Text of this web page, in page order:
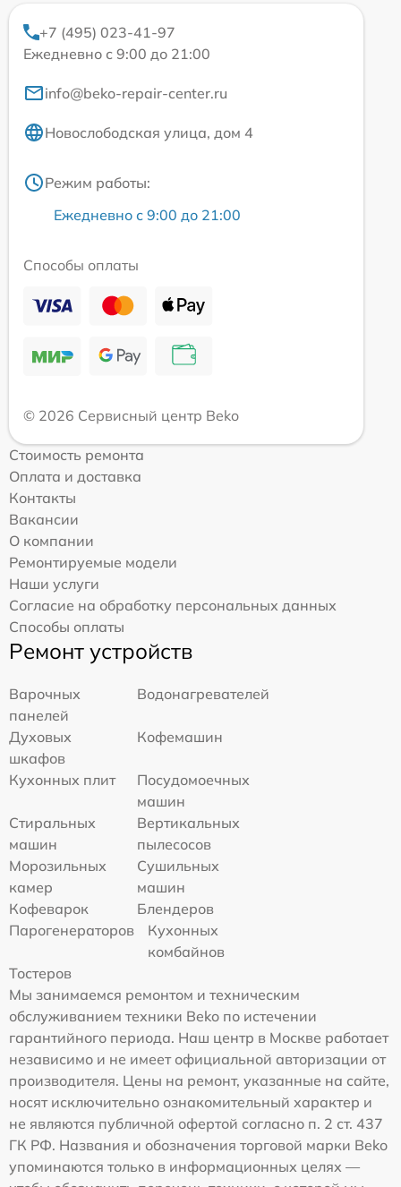
+7 (495) 023-41-97
Ежедневно с 9:00 до 21:00
info@beko-repair-center.ru
Новослободская улица, дом 4
Режим работы:
Ежедневно с 9:00 до 21:00
Способы оплаты
© 2026 Сервисный центр Beko
Стоимость ремонта
Оплата и доставка
Контакты
Вакансии
О компании
Ремонтируемые модели
Наши услуги
Согласие на обработку персональных данных
Способы оплаты
Ремонт устройств
Варочных
панелей
Водонагревателей
Духовых
шкафов
Кофемашин
Кухонных плит
Посудомоечных
машин
Стиральных
машин
Вертикальных
пылесосов
Морозильных
камер
Сушильных
машин
Кофеварок
Блендеров
Парогенераторов
Кухонных
комбайнов
Тостеров
Мы занимаемся ремонтом и техническим
обслуживанием техники Beko по истечении
гарантийного периода. Наш центр в Москве работает
независимо и не имеет официальной авторизации от
производителя. Цены на ремонт, указанные на сайте,
носят исключительно ознакомительный характер и
не являются публичной офертой согласно п. 2 ст. 437
ГК РФ. Названия и обозначения торговой марки Beko
упоминаются только в информационных целях —